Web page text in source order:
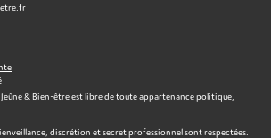
Jeûne & Bien-être est libre de toute appartenance politique,
discrétion et secret professionnel sont respectées.